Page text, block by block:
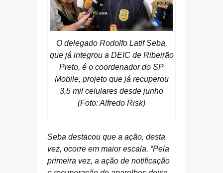
O delegado Rodolfo Latif Seba,
que já integrou a DEIC de Ribeirão
Preto, é o coordenador do SP
Mobile, projeto que já recuperou
3,5 mil celulares desde junho
(Foto: Alfredo Risk)
Seba destacou que a ação, desta
vez, ocorre em maior escala. “Pela
primeira vez, a ação de notificação